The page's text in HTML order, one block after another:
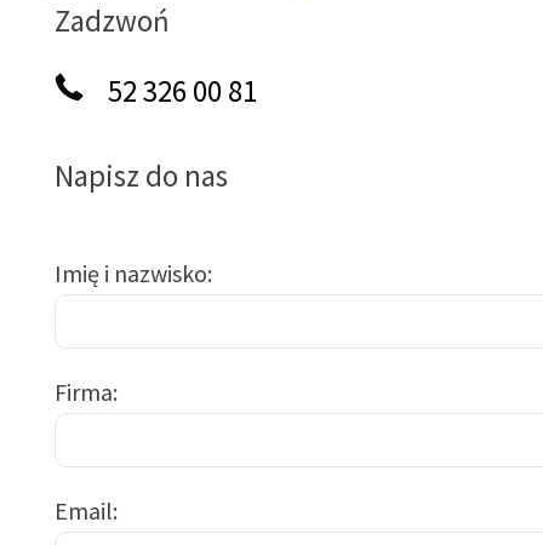
Zadzwoń
52 326 00 81
Napisz do nas
Imię i nazwisko
Firma
Email